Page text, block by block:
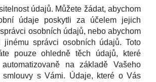
údajů. Můžete žádat, abychom
údaje poskytli za účelem jejich
osobních údajů, nebo abychom
jinému správci osobních údajů. Toto
pouze ohledně těch údajů, které
automatizovaně na základě Vašeho
smlouvy s Vámi. Údaje, které o Vás